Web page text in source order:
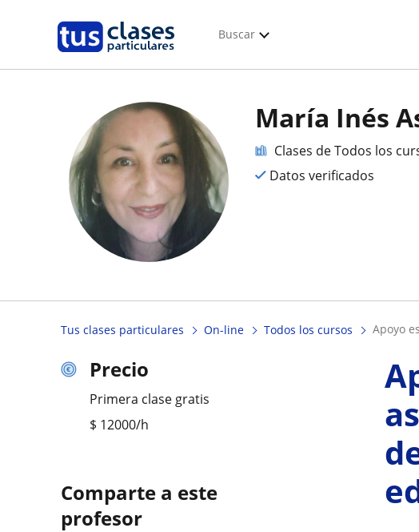
Buscar
María Inés
Clases de Todos los
Datos verificados
Tus clases particulares On-line Todos los cursos apoyo
Precio
Primera clase gratis
$ 12000/h
Comparte a este
profesor